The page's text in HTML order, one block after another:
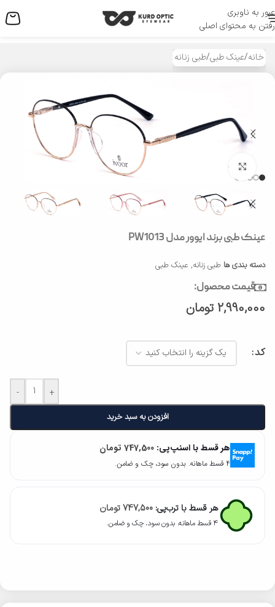
عبور به ناوبری
رفتن به محتوای اصلی
منو
خانه/عینک طبی/طبی زنانه
بزرگنمایی تصویر
عینک طبی برند ایوور مدل PW1013
دسته بندی ها طبی زنانه, عینک طبی
قیمت محصول:
2,990,000 تومان
کد
- +
افزودن به سبد خرید
هر قسط با اسنپ‌پی: 747,500 تومان
۴ قسط ماهانه. بدون سود، چک و ضامن.
هر قسط با ترب‌پی: 747,500تومان
۴ قسط ماهانه. بدون سود، چک و ضامن.